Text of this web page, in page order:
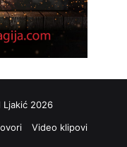
Ljakić 2026
Video klipovi